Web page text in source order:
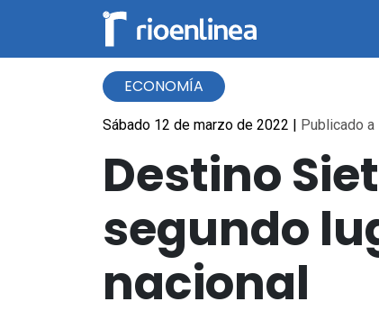
ECONOMÍA
Sábado 12 de marzo de 2022 | Publicado
Destino
segundo
nacional